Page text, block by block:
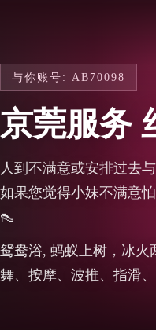
与你账号: AB70098
京莞服务
人到不满意或安排过去
如果您觉得小妹不满意
👠
鸳鸯浴, 蚂蚁上树，冰火
舞、按摩、波推、指滑